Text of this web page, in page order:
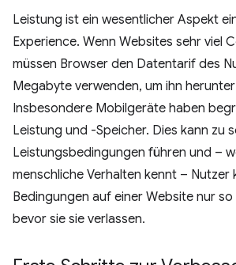
Leistung ist ein wesentlicher Aspekt
Experience. Wenn Websites sehr viel
müssen Browser den Datentarif des
Megabyte verwenden, um ihn
Insbesondere Mobilgeräte haben
Leistung und -Speicher. Dies kann zu
Leistungsbedingungen führen und –
menschliche Verhalten kennt – Nutzer
Bedingungen auf einer Website nur
bevor sie sie verlassen.